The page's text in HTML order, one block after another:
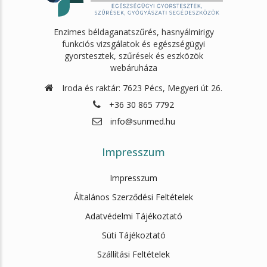
Enzimes béldaganatszűrés, hasnyálmirigy
funkciós vizsgálatok és egészségügyi
gyorstesztek, szűrések és eszközök
webáruháza
Iroda és raktár: 7623 Pécs, Megyeri út 26.
+36 30 865 7792
info@sunmed.hu
Impresszum
Impresszum
Általános Szerződési Feltételek
Adatvédelmi Tájékoztató
Süti Tájékoztató
Szállítási Feltételek